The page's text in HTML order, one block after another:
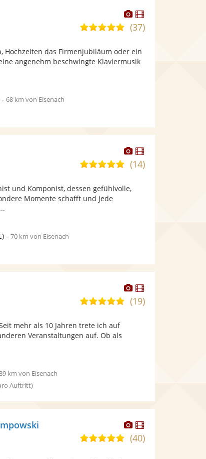
Dieser
Künstler
stellt
Fotos
bereit.
Dieser
Künstler
4,9
5
Sternen
(37)
Hochzeiten das Firmenjubiläum oder ein
angenehm beschwingte Klaviermusik
68 km von Eisenach
Dieser
Künstler
stellt
Dieser
Künstler
5,0
5
(14)
und Komponist, dessen gefühlvolle,
Momente schafft und jede
- 70 km von Eisenach
Dieser
Künstler
stellt
Dieser
Künstler
5,0(19)
mehr als 10 Jahren trete ich auf
Veranstaltungen auf. Ob als
km von Eisenach
Auftritt)
Dieser
Künstler
stellt
Dieser
Künstler
4,9(40)